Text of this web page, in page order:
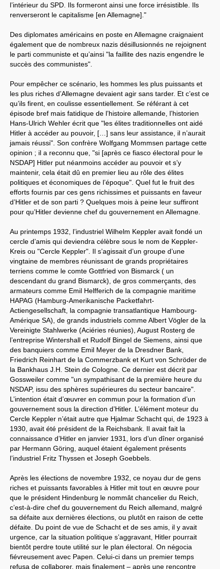
l’intérieur du SPD. Ils formeront ainsi une force irrésistible. Ils
renverseront le capitalisme [en Allemagne]."
Des diplomates américains en poste en Allemagne craignaient
également que de nombreux nazis désillusionnés ne rejoignent
le parti communiste et qu’ainsi "la faillite des nazis engendre le
succès des communistes".
Pour empêcher ce scénario, les hommes les plus puissants et
les plus riches d’Allemagne devaient agir sans tarder. Et c’est ce
qu’ils firent, en coulisse essentiellement. Se référant à cet
épisode bref mais fatidique de l’histoire allemande, l’historien
Hans-Ulrich Wehler écrit que "les élites traditionnelles ont aidé
Hitler à accéder au pouvoir, […] sans leur assistance, il n’aurait
jamais réussi". Son confrère Wolfgang Mommsen partage cette
opinion ; il a reconnu que, "si [après ce fiasco électoral pour le
NSDAP] Hitler put néanmoins accéder au pouvoir et s’y
maintenir, cela était dû en premier lieu au rôle des élites
politiques et économiques de l’époque". Quel fut le fruit des
efforts fournis par ces gens richissimes et puissants en faveur
d’Hitler et de son parti ? Quelques mois à peine leur suffiront
pour qu’Hitler devienne chef du gouvernement en Allemagne.
Au printemps 1932, l’industriel Wilhelm Keppler avait fondé un
cercle d’amis qui deviendra célèbre sous le nom de Keppler-
Kreis ou "Cercle Keppler". Il s’agissait d’un groupe d’une
vingtaine de membres réunissant de grands propriétaires
terriens comme le comte Gottfried von Bismarck ( un
descendant du grand Bismarck), de gros commerçants, des
armateurs comme Emil Helfferich de la compagnie maritime
HAPAG (Hamburg-Amerikanische Packetfahrt-
Actiengesellschaft, la compagnie transatlantique Hambourg-
Amérique SA), de grands industriels comme Albert Vögler de la
Vereinigte Stahlwerke (Aciéries réunies), August Rosterg de
l’entreprise Wintershall et Rudolf Bingel de Siemens, ainsi que
des banquiers comme Emil Meyer de la Dresdner Bank,
Friedrich Reinhart de la Commerzbank et Kurt von Schröder de
la Bankhaus J.H. Stein de Cologne. Ce dernier est décrit par
Gossweiler comme "un sympathisant de la première heure du
NSDAP, issu des sphères supérieures du secteur bancaire".
L’intention était d’œuvrer en commun pour la formation d’un
gouvernement sous la direction d’Hitler. L’élément moteur du
Cercle Keppler n’était autre que Hjalmar Schacht qui, de 1923 à
1930, avait été président de la Reichsbank. Il avait fait la
connaissance d’Hitler en janvier 1931, lors d’un dîner organisé
par Hermann Göring, auquel étaient également présents
l’industriel Fritz Thyssen et Joseph Goebbels.
Après les élections de novembre 1932, ce noyau dur de gens
riches et puissants favorables à Hitler mit tout en œuvre pour
que le président Hindenburg le nommât chancelier du Reich,
c’est-à-dire chef du gouvernement du Reich allemand, malgré
sa défaite aux dernières élections, ou plutôt en raison de cette
défaite. Du point de vue de Schacht et de ses amis, il y avait
urgence, car la situation politique s’aggravant, Hitler pourrait
bientôt perdre toute utilité sur le plan électoral. On négocia
fiévreusement avec Papen. Celui-ci dans un premier temps
refusa de collaborer, mais finalement – après une rencontre